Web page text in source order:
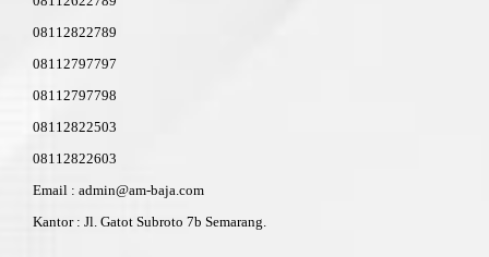
08112822789
08112797797
08112797798
08112822503
08112822603
Email : admin@am-baja.com
Kantor : Jl. Gatot Subroto 7b Semarang.